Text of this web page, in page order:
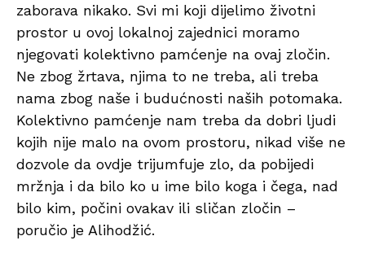
zaborava nikako. Svi mi koji dijelimo životni
prostor u ovoj lokalnoj zajednici moramo
njegovati kolektivno pamćenje na ovaj zločin.
Ne zbog žrtava, njima to ne treba, ali treba
nama zbog naše i budućnosti naših potomaka.
Kolektivno pamćenje nam treba da dobri ljudi
kojih nije malo na ovom prostoru, nikad više ne
dozvole da ovdje trijumfuje zlo, da pobijedi
mržnja i da bilo ko u ime bilo koga i čega, nad
bilo kim, počini ovakav ili sličan zločin –
poručio je Alihodžić.